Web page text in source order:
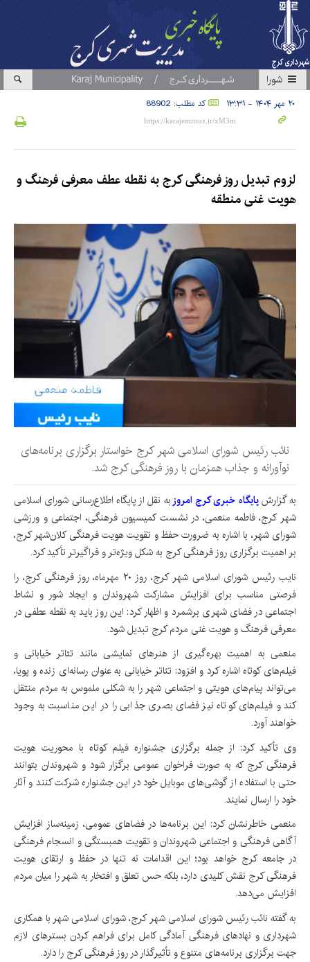
شورا
۲۰ مهر ۱۴۰۴ - ۱۳:۳۱ کد مطلب: 88902
لزوم تبدیل روز فرهنگی کرج به نقطه عطف معرفی فرهنگ و
هویت غنی منطقه
نائب رئیس شورای اسلامی شهر کرج خواستار برگزاری برنامه‌های
نوآورانه و جذاب همزمان با روز فرهنگی کرج شد.
به گزارشپایگاه خبری کرج امروزبه نقل از پایگاه اطلاع‌رسانی شورای اسلامی
شهر کرج، فاطمه منعمی، در نشست کمیسیون فرهنگی، اجتماعی و ورزشی
شورای شهر، با اشاره به ضرورت حفظ و تقویت هویت فرهنگی کلان‌شهر کرج،
بر اهمیت برگزاری روز فرهنگی کرج به شکل ویژه‌تر و فراگیرتر تأکید کرد.
نایب رئیس شورای اسلامی شهر کرج، روز ۲۰ مهرماه، روز فرهنگی کرج، را
فرصتی مناسب برای افزایش مشارکت شهروندان و ایجاد شور و نشاط
اجتماعی در فضای شهری برشمرد و اظهار کرد: این روز باید به نقطه عطفی در
معرفی فرهنگ و هویت غنی مردم کرج تبدیل شود.
منعمی به اهمیت بهره‌گیری از هنرهای نمایشی مانند تئاتر خیابانی و
فیلم‌های کوتاه اشاره کرد و افزود: تئاتر خیابانی به عنوان رسانه‌ای زنده و پویا،
می‌تواند پیام‌های هویتی و اجتماعی شهر را به شکلی ملموس به مردم منتقل
کند و فیلم‌های کوتاه نیز فضای بصری جذابی را در این مناسبت به وجود
خواهند آورد.
وی تأکید کرد: از جمله برگزاری جشنواره فیلم کوتاه با محوریت هویت
فرهنگی کرج که به صورت فراخوان عمومی برگزار ‌شود و شهروندان بتوانند
حتی با استفاده از گوشی‌های موبایل خود در این جشنواره شرکت کنند و آثار
خود را ارسال نمایند.
منعمی خاطرنشان کرد: این برنامه‌ها در فضاهای عمومی، زمینه‌ساز افزایش
آگاهی فرهنگی و اجتماعی شهروندان و تقویت همبستگی و انسجام فرهنگی
در جامعه کرج خواهد بود؛ این اقدامات نه تنها در حفظ و ارتقای هویت
فرهنگی کرج نقش کلیدی دارد، بلکه حس تعلق و افتخار به شهر را میان مردم
افزایش می‌دهد.
به گفته نائب رئیس شورای اسلامی شهر کرج، شورای اسلامی شهر با همکاری
شهرداری و نهادهای فرهنگی آمادگی کامل برای فراهم کردن بسترهای لازم
جهت برگزاری برنامه‌های متنوع و تأثیرگذار در روز فرهنگی کرج را دارد.